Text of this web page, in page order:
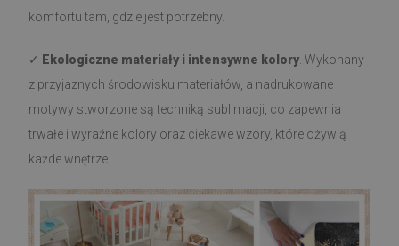
komfortu tam, gdzie jest potrzebny.
✓ Ekologiczne materiały i intensywne kolory . Wykonany
z przyjaznych środowisku materiałów, a nadrukowane
motywy stworzone są techniką sublimacji, co zapewnia
trwałe i wyraźne kolory oraz ciekawe wzory, które ożywią
każde wnętrze.